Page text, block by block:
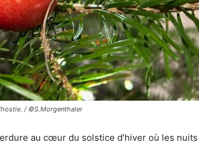
/ ©S.Morgenthaler
au cœur du solstice d’hiver où les nuits